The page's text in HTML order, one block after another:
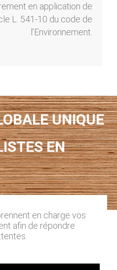
en application de
L. 541-10 du code de
l’Environnement.
UNIQUE
EN
en charge vos
afin de répondre